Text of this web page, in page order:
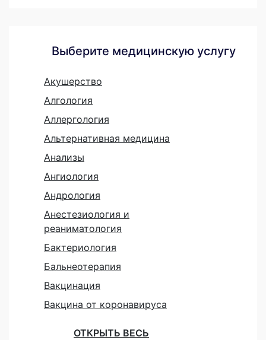
Выберите медицинскую услугу
Акушерство
Алгология
Аллергология
Альтернативная медицина
Анализы
Ангиология
Андрология
Анестезиология и
реаниматология
Бактериология
Бальнеотерапия
Вакцинация
Вакцина от коронавируса
ОТКРЫТЬ ВЕСЬ